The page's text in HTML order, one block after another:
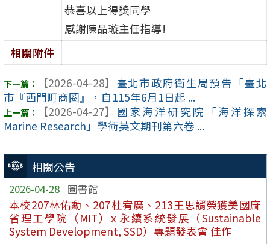
相關公告
2026-04-28 圖書館
本校207林佑勳、207杜宥廣、213王思諝榮獲美國麻
省理工學院（MIT）x 永續系統發展（Sustainable
System Development, SSD）專題發表會 佳作
恭喜以上得獎同學
感謝陳品璇主任指導!
相關附件
【2026-04-28】 臺北市政府衛生局預告「臺北
市『西門町商圈』，自115年6月1日起 ...
【2026-04-27】 國家海洋研究院「海洋探索
Marine Research」學術英文期刊第六卷 ...